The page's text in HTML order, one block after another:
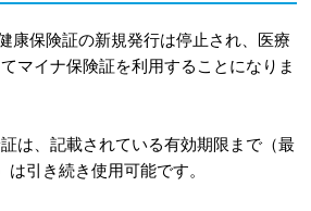
康保険証の新規発行は停止され、医療
マイナ保険証を利用することになりま
は、記載されている有効期限まで（最
引き続き使用可能です。